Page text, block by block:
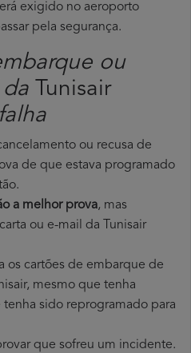
exigido no aeroporto
pela segurança.
ou
Tunisair
ou recusa de
de que estava programado
a melhor prova, mas
ou e-mail da Tunisair
os cartões de embarque de
mesmo que tenha
sido reprogramado para
que sofreu um incidente.